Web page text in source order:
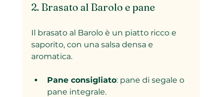
2. Brasato al Barolo e pane
Il brasato al Barolo è un piatto ricco e
saporito, con una salsa densa e
aromatica.
Pane consigliato: pane di segale o
pane integrale.